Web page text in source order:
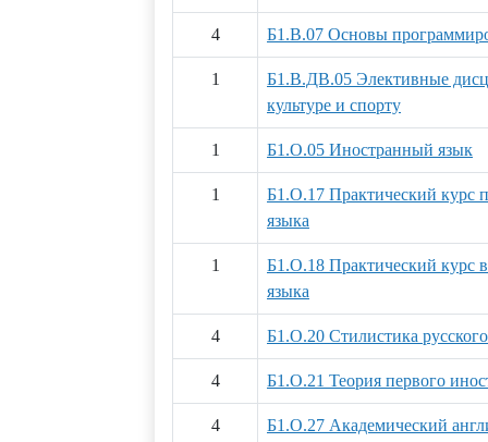
4 Б1.В.07 Основы
1
Б1.В.ДВ.05 Элективные
культуре и спорту
1 Б1.О.05 Иностранный язык
1
Б1.О.17 Практический курс
языка
1
Б1.О.18 Практический курс
языка
4 Б1.О.20 Стилистика
4 Б1.О.21 Теория первого
4 Б1.О.27 Академический